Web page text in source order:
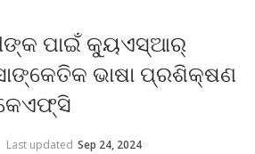
ପାଇଁ କ୍ୟୁଏସ୍‌ଆର୍
ଭାଷା ପ୍ରଶିକ୍ଷଣ
Last updated Sep 24, 2024